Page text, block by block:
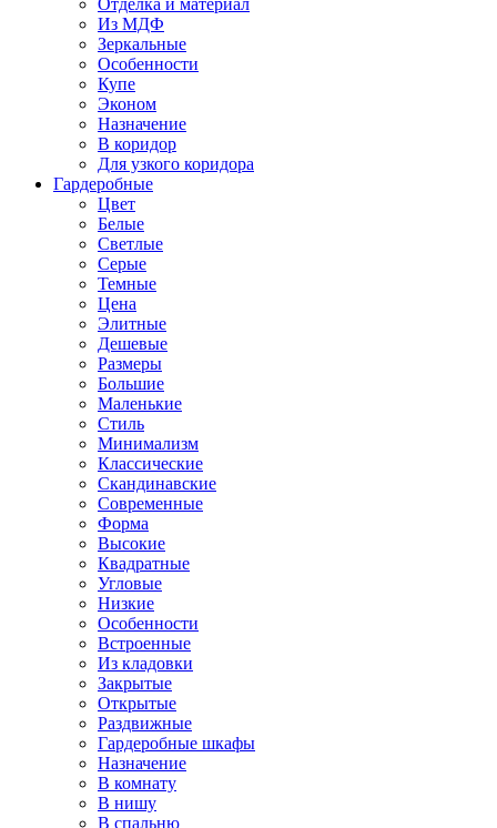
Отделка и материал
Из МДФ
Зеркальные
Особенности
Купе
Эконом
Назначение
В коридор
Для узкого коридора
Гардеробные
Цвет
Белые
Светлые
Серые
Темные
Цена
Элитные
Дешевые
Размеры
Большие
Маленькие
Стиль
Минимализм
Классические
Скандинавские
Современные
Форма
Высокие
Квадратные
Угловые
Низкие
Особенности
Встроенные
Из кладовки
Закрытые
Открытые
Раздвижные
Гардеробные шкафы
Назначение
В комнату
В нишу
В спальню